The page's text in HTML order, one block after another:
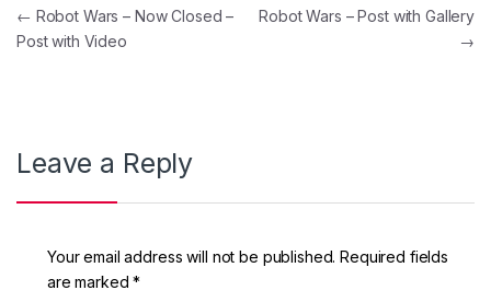
Post Navigation
← Robot Wars – Now Closed –
Post with Video
Robot Wars – Post with Gallery
→
Leave a Reply
Your email address will not be published. Required fields
are marked*